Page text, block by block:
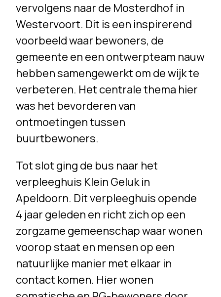
vervolgens naar de Mosterdhof in
Westervoort. Dit is een inspirerend
voorbeeld waar bewoners, de
gemeente en een ontwerpteam nauw
hebben samengewerkt om de wijk te
verbeteren. Het centrale thema hier
was het bevorderen van
ontmoetingen tussen
buurtbewoners.
Tot slot ging de bus naar het
verpleeghuis Klein Geluk in
Apeldoorn. Dit verpleeghuis opende
4 jaar geleden en richt zich op een
zorgzame gemeenschap waar wonen
voorop staat en mensen op een
natuurlijke manier met elkaar in
contact komen. Hier wonen